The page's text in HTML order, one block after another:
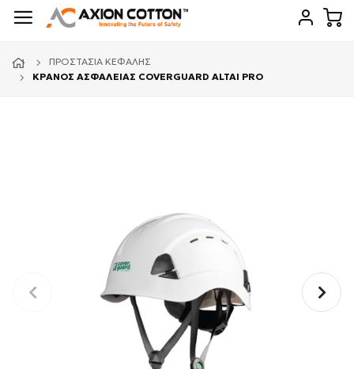
ΠΡΟΣΤΑΣΊΑ ΚΕΦΑΛΉΣ
ΚΡΑΝΟΣ ΑΣΦΑΛΕΙΑΣ COVERGUARD ALTAI PRO